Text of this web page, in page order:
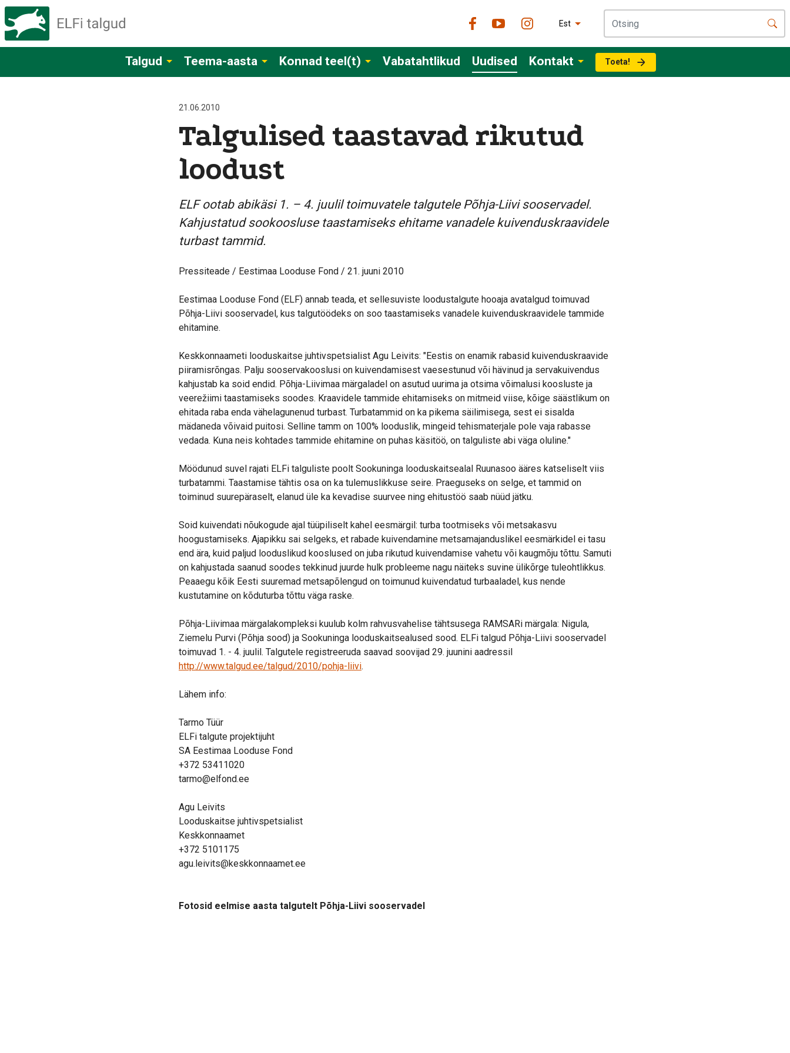
Est
Talgud Teema-aasta Konnad teel(t) Vabatahtlikud Uudised Kontakt Toeta!
21.06.2010
Talgulised taastavad rikutud
loodust
ELF ootab abikäsi 1. – 4. juulil toimuvatele talgutele Põhja-Liivi sooservadel.
Kahjustatud sookoosluse taastamiseks ehitame vanadele kuivenduskraavidele
turbast tammid.
Pressiteade / Eestimaa Looduse Fond / 21. juuni 2010
Eestimaa Looduse Fond (ELF) annab teada, et sellesuviste loodustalgute hooaja avatalgud toimuvad
Põhja-Liivi sooservadel, kus talgutöödeks on soo taastamiseks vanadele kuivenduskraavidele tammide
ehitamine.
Keskkonnaameti looduskaitse juhtivspetsialist Agu Leivits: "Eestis on enamik rabasid kuivenduskraavide
piiramisrõngas. Palju sooservakooslusi on kuivendamisest vaesestunud või hävinud ja servakuivendus
kahjustab ka soid endid. Põhja-Liivimaa märgaladel on asutud uurima ja otsima võimalusi koosluste ja
veerežiimi taastamiseks soodes. Kraavidele tammide ehitamiseks on mitmeid viise, kõige säästlikum on
ehitada raba enda vähelagunenud turbast. Turbatammid on ka pikema säilimisega, sest ei sisalda
mädaneda võivaid puitosi. Selline tamm on 100% looduslik, mingeid tehismaterjale pole vaja rabasse
vedada. Kuna neis kohtades tammide ehitamine on puhas käsitöö, on talguliste abi väga oluline."
Möödunud suvel rajati ELFi talguliste poolt Sookuninga looduskaitsealal Ruunasoo ääres katseliselt viis
turbatammi. Taastamise tähtis osa on ka tulemuslikkuse seire. Praeguseks on selge, et tammid on
toiminud suurepäraselt, elanud üle ka kevadise suurvee ning ehitustöö saab nüüd jätku.
Soid kuivendati nõukogude ajal tüüpiliselt kahel eesmärgil: turba tootmiseks või metsakasvu
hoogustamiseks. Ajapikku sai selgeks, et rabade kuivendamine metsamajanduslikel eesmärkidel ei tasu
end ära, kuid paljud looduslikud kooslused on juba rikutud kuivendamise vahetu või kaugmõju tõttu. Samuti
on kahjustada saanud soodes tekkinud juurde hulk probleeme nagu näiteks suvine ülikõrge tuleohtlikkus.
Peaaegu kõik Eesti suuremad metsapõlengud on toimunud kuivendatud turbaaladel, kus nende
kustutamine on kõduturba tõttu väga raske.
Põhja-Liivimaa märgalakompleksi kuulub kolm rahvusvahelise tähtsusega RAMSARi märgala: Nigula,
Ziemelu Purvi (Põhja sood) ja Sookuninga looduskaitsealused sood. ELFi talgud Põhja-Liivi sooservadel
toimuvad 1. - 4. juulil. Talgutele registreeruda saavad soovijad 29. juunini aadressil
http://www.talgud.ee/talgud/2010/pohja-liivi.
Lähem info:
Tarmo Tüür
ELFi talgute projektijuht
SA Eestimaa Looduse Fond
+372 53411020
tarmo@elfond.ee
Agu Leivits
Looduskaitse juhtivspetsialist
Keskkonnaamet
+372 5101175
agu.leivits@keskkonnaamet.ee
Fotosid eelmise aasta talgutelt Põhja-Liivi sooservadel